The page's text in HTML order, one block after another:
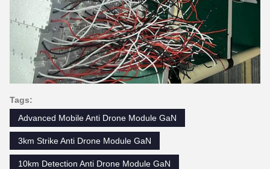
Tags:
Advanced Mobile Anti Drone Module GaN
3km Strike Anti Drone Module GaN
10km Detection Anti Drone Module GaN